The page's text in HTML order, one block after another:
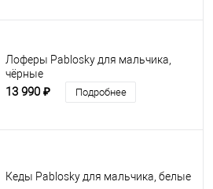
Лоферы Pablosky для мальчика,
чёрные
13 990 ₽ Подробнее
Кеды Pablosky для мальчика, белые